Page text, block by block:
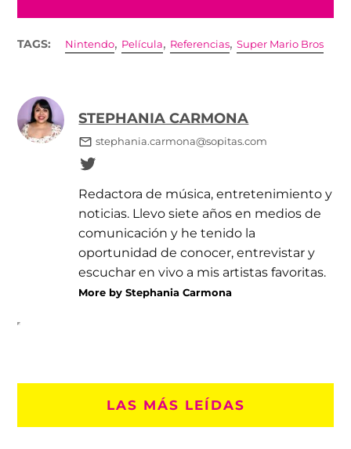
TAGS: Nintendo, Película, Referencias,Super Mario Bros
STEPHANIA CARMONA
stephania.carmona@sopitas.com
Redactora de música, entretenimiento y
noticias. Llevo siete años en medios de
comunicación y he tenido la
oportunidad de conocer, entrevistar y
escuchar en vivo a mis artistas favoritas.
More by Stephania Carmona
LAS MÁS LEÍDAS